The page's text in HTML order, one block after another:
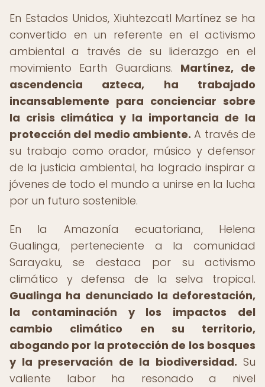
En Estados Unidos, Xiuhtezcatl Martínez se ha
convertido en un referente en el activismo
ambiental a través de su liderazgo en el
movimiento Earth Guardians. Martínez, de
ascendencia azteca, ha trabajado
incansablemente para concienciar sobre
la crisis climática y la importancia de la
protección del medio ambiente. A través de
su trabajo como orador, músico y defensor
de la justicia ambiental, ha logrado inspirar a
jóvenes de todo el mundo a unirse en la lucha
por un futuro sostenible.
En la Amazonía ecuatoriana, Helena
Gualinga, perteneciente a la comunidad
Sarayaku, se destaca por su activismo
climático y defensa de la selva tropical.
Gualinga ha denunciado la deforestación,
la contaminación y los impactos del
cambio climático en su territorio,
abogando por la protección de los bosques
y la preservación de la biodiversidad. Su
valiente labor ha resonado a nivel